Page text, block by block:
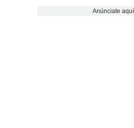
Anúnciate aquí